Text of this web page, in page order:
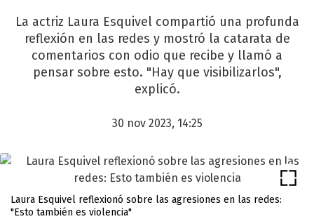
La actriz Laura Esquivel compartió una profunda
reflexión en las redes y mostró la catarata de
comentarios con odio que recibe y llamó a
pensar sobre esto. "Hay que visibilizarlos",
explicó.
30 nov 2023, 14:25
Laura Esquivel reflexionó sobre las agresiones en las redes:
"Esto también es violencia"